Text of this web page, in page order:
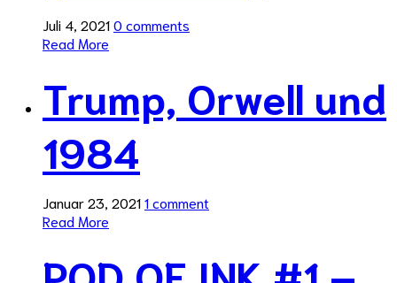
Juli 4, 20210 comments
Read More
Trump, Orwell und
1984
Januar 23, 20211 comment
Read More